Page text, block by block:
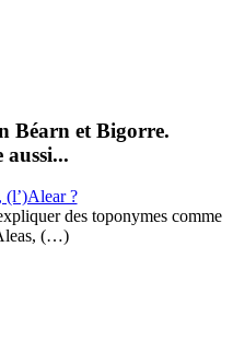
Béarn et Bigorre.
aussi...
(l’)Alear ?
des toponymes comme
(…)